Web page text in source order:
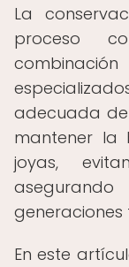
La
proceso
adecuada
mantener la
joyas,
generaciones
En este